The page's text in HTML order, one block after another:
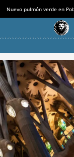
Nuevo pulmón verde en